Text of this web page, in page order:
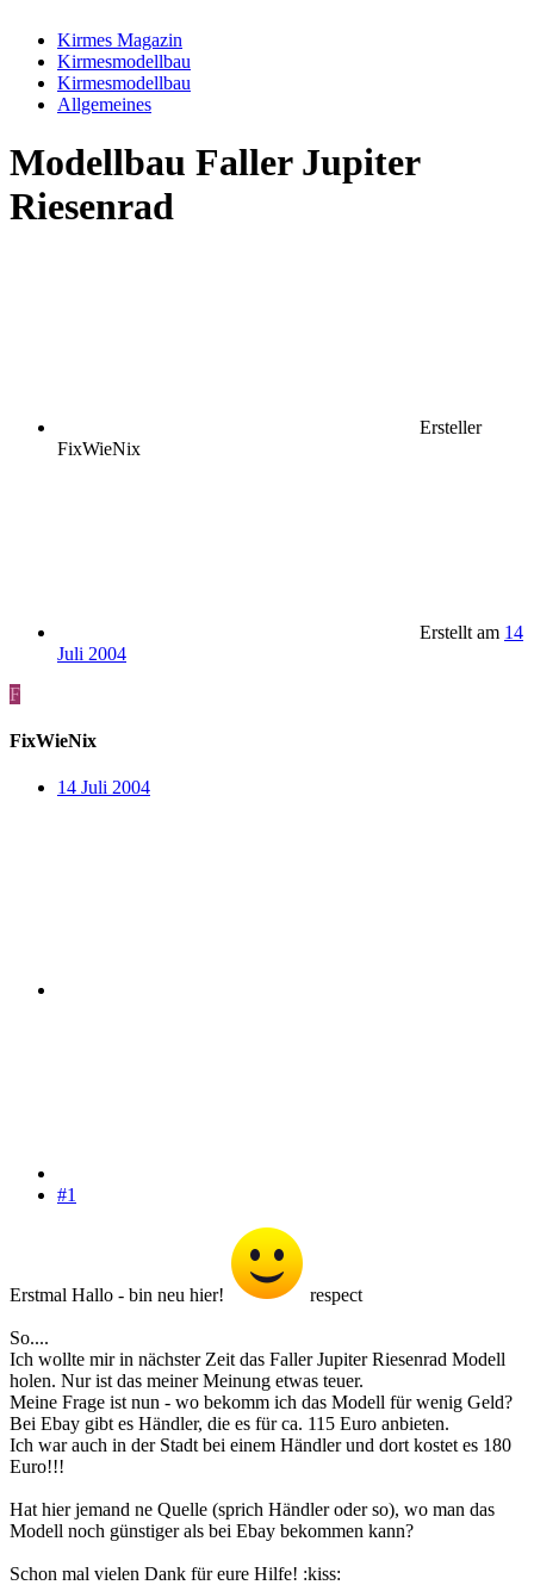
Kirmes Magazin
Kirmesmodellbau
Kirmesmodellbau
Allgemeines
Modellbau Faller Jupiter
Riesenrad
Ersteller
FixWieNix
Erstellt am 14
Juli 2004
F
FixWieNix
14 Juli 2004
#1
Erstmal Hallo - bin neu hier! respect
So....
Ich wollte mir in nächster Zeit das Faller Jupiter Riesenrad Modell
holen. Nur ist das meiner Meinung etwas teuer.
Meine Frage ist nun - wo bekomm ich das Modell für wenig Geld?
Bei Ebay gibt es Händler, die es für ca. 115 Euro anbieten.
Ich war auch in der Stadt bei einem Händler und dort kostet es 180
Euro!!!
Hat hier jemand ne Quelle (sprich Händler oder so), wo man das
Modell noch günstiger als bei Ebay bekommen kann?
Schon mal vielen Dank für eure Hilfe! :kiss: